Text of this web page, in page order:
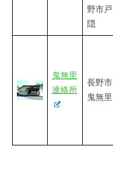
野市戸
隠
鬼無里
連絡所
長野市
鬼無里